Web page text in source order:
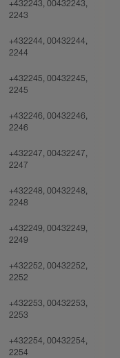
+432243, 00432243,
2243
+432244, 00432244,
2244
+432245, 00432245,
2245
+432246, 00432246,
2246
+432247, 00432247,
2247
+432248, 00432248,
2248
+432249, 00432249,
2249
+432252, 00432252,
2252
+432253, 00432253,
2253
+432254, 00432254,
2254